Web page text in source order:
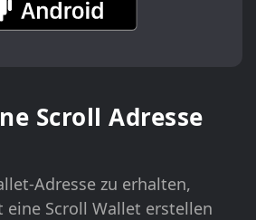
Scroll Adresse
Adresse zu erhalten,
eine Scroll Wallet erstellen